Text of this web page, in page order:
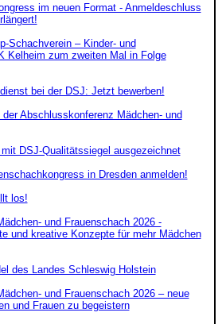
im neuen Format - Anmeldeschluss
Schachverein – Kinder- und
Kelheim zum zweiten Mal in Folge
bei der DSJ: Jetzt bewerben!
Abschlusskonferenz Mädchen- und
DSJ-Qualitätssiegel ausgezeichnet
in Dresden anmelden!
los!
und Frauenschach 2026 -
und kreative Konzepte für mehr Mädchen
des Landes Schleswig Holstein
und Frauenschach 2026 – neue
und Frauen zu begeistern